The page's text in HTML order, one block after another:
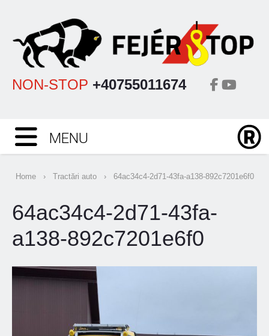
NON-STOP +40755011674
MENU
Home› Tractări auto› 64ac34c4-2d71-43fa-a138-892c7201e6f0
64ac34c4-2d71-43fa-
a138-892c7201e6f0